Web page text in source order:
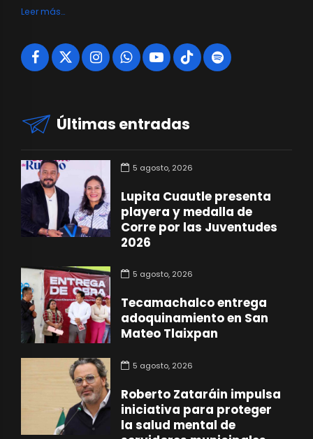
Leer más…
Últimas entradas
5 agosto, 2026
Lupita Cuautle presenta
playera y medalla de
Corre por las Juventudes
2026
5 agosto, 2026
Tecamachalco entrega
adoquinamiento en San
Mateo Tlaixpan
5 agosto, 2026
Roberto Zataráin impulsa
iniciativa para proteger
la salud mental de